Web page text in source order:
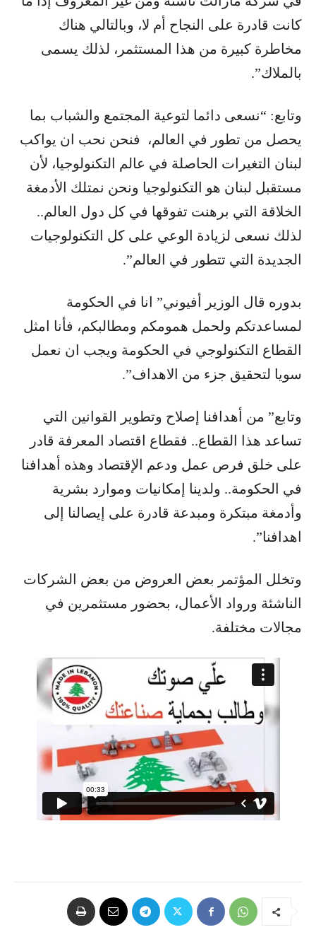
كانت قادرة على النجاح أم لا، وبالتالي هناك
مخاطرة كبيرة من هذا المستثمر، لذلك يسمى
بالملاك”.
وتابع: “نسعى دائما لتوعية المجتمع والشباب بما
يحصل من تطور في العالم، فنحن نحب ان يواكب
لبنان التغيرات الحاصلة في عالم التكنولوجيا، لأن
مستقبل لبنان هو التكنولوجيا ونحن نمتلك الأدمغة
الخلاقة التي برهنت تفوقها في كل دول العالم..
لذلك نسعى لزيادة الوعي على كل التكنولوجيات
الجديدة التي تتطور في العالم”.
بدوره قال الوزير أفيوني” انا في الحكومة
لمساعدتكم ولحمل همومكم ومطالبكم، فأنا امثل
القطاع التكنولوجي في الحكومة ويجب ان نعمل
سويا لتحقيق جزء من الاهداف”.
وتابع” من أهدافنا إصلاح وتطوير القوانين التي
تساعد هذا القطاع.. فقطاع اقتصاد المعرفة قادر
على خلق فرص عمل ودعم الإقتصاد وهذه أهدافنا
في الحكومة.. ولدينا إمكانيات وموارد بشرية
وأدمغة مبتكرة ومبدعة قادرة على إيصالنا إلى
اهدافنا”.
وتخلل المؤتمر بعض العروض من بعض الشركات
الناشئة ورواد الأعمال، بحضور مستثمرين في
مجالات مختلفة.